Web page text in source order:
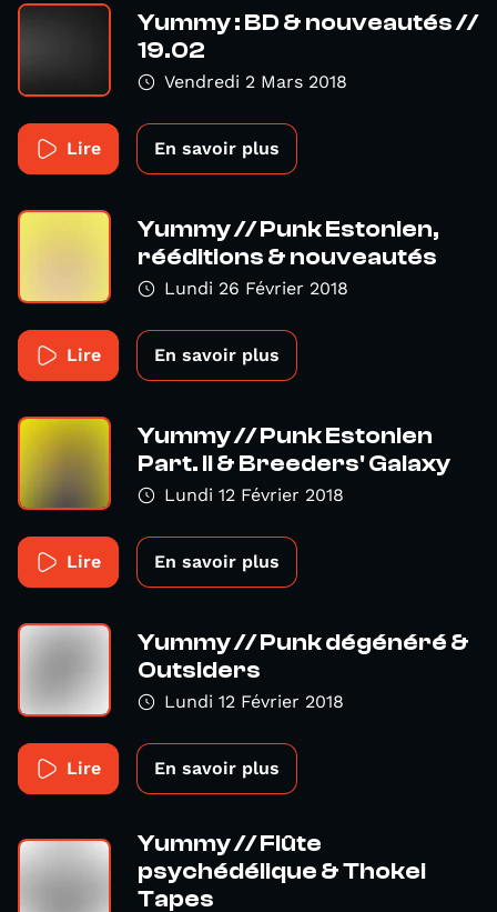
Yummy : BD & nouveautés //
19.02
Vendredi 2 Mars 2018
Lire En savoir plus
Yummy // Punk Estonien,
rééditions & nouveautés
Lundi 26 Février 2018
Lire En savoir plus
Yummy // Punk Estonien
Part. II & Breeders' Galaxy
Lundi 12 Février 2018
Lire En savoir plus
Yummy // Punk dégénéré &
Outsiders
Lundi 12 Février 2018
Lire En savoir plus
Yummy // Flûte
psychédélique & Thokei
Tapes